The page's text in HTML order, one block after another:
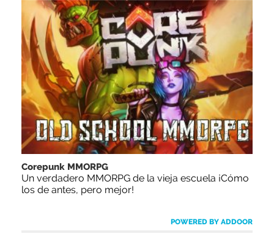
Corepunk MMORPG
Un verdadero MMORPG de la vieja escuela ¡Cómo
los de antes, pero mejor!
POWERED BY ADDOOR